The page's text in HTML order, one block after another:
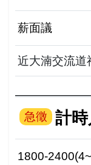
薪面議
近大湳交流道
急徵 計
1800-